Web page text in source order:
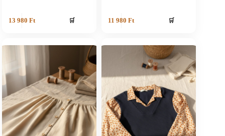
13 980 Ft 🛒 11 980Ft 🛒